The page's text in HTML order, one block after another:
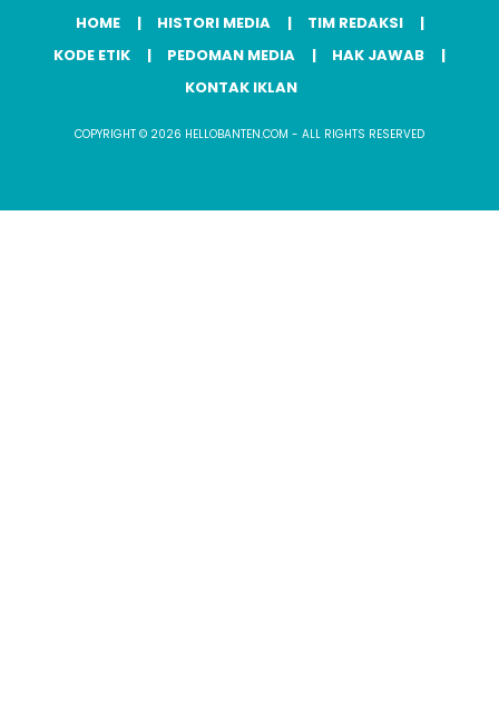
HOME HISTORI MEDIA
TIM REDAKSI
KODE ETIK
PEDOMAN MEDIA
HAK JAWAB
KONTAK IKLAN
COPYRIGHT © 2026 HELLOBANTEN.COM - ALL RIGHTS RESERVED